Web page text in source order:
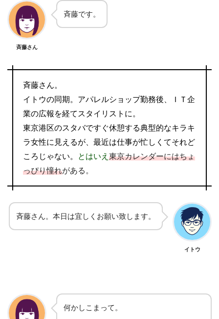
斉藤さん
斉藤です。
斉藤さん。
イトウの同期。アパレルショップ勤務後、ＩＴ企
業の広報を経てスタイリストに。
東京港区のスタバですぐ休憩する典型的なキラキ
ラ女性に見えるが、最近は仕事が忙しくてそれど
ころじゃない。
とはいえ 東京カレンダーにはちょ
っぴり憧れがある。
斉藤さん。本日は宜しくお願い致します。
イトウ
何かしこまって。